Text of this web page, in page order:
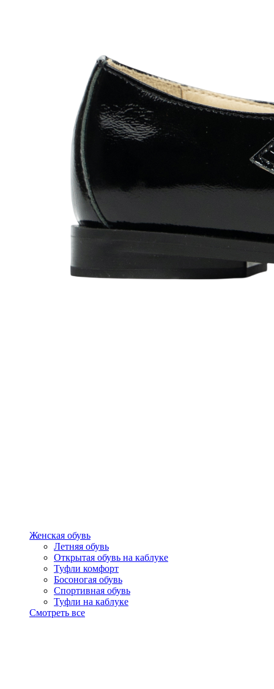
Женская обувь
Летняя обувь
Открытая обувь на каблуке
Туфли комфорт
Босоногая обувь
Спортивная обувь
Туфли на каблуке
Смотреть все